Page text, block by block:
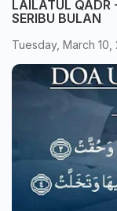
LAILATUL
SERIBU BULAN
Tuesday, March 10,